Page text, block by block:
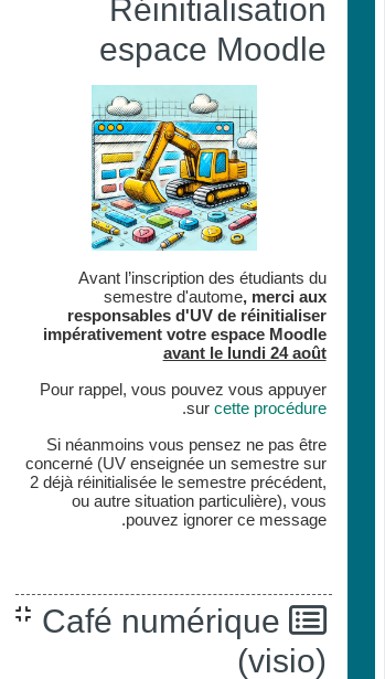
Réinitialisation
espace Moodle
Avant l’inscription des étudiants du
semestre d'autome, merci aux
responsables d'UV de réinitialiser
impérativement votre espace Moodle
avant le lundi 24 août
Pour rappel, vous pouvez vous appuyer
sur cette procédure
.
Si néanmoins vous pensez ne pas être
concerné (UV enseignée un semestre sur
2 déjà réinitialisée le semestre précédent,
ou autre situation particulière), vous
pouvez ignorer ce message.
Café numérique
(visio)